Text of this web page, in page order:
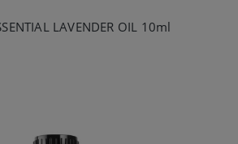
LAVENDER OIL 10ml